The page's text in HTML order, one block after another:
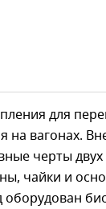
для
на вагонах.
черты
чайки и
оборудован